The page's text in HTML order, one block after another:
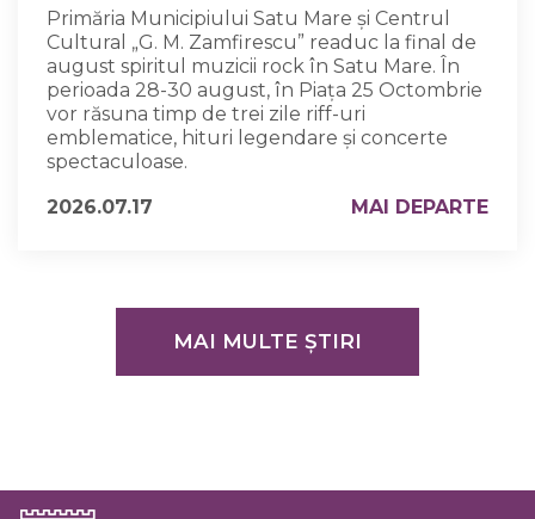
Primăria Municipiului Satu Mare și Centrul
Cultural „G. M. Zamfirescu” readuc la final de
august spiritul muzicii rock în Satu Mare. În
perioada 28-30 august, în Piața 25 Octombrie
vor răsuna timp de trei zile riff-uri
emblematice, hituri legendare și concerte
spectaculoase.
2026.07.17
MAI DEPARTE
MAI MULTE ȘTIRI